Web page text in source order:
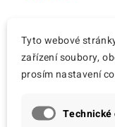
Nové
Tyto webové
zařízení soubory,
prosím nastavení
Technické